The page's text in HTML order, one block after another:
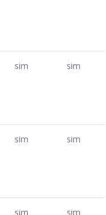
sim sim
sim sim
sim sim